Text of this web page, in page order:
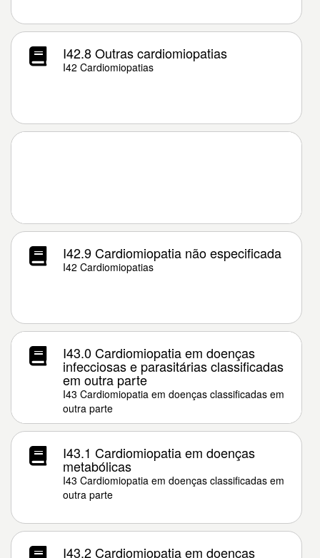
I42.8 Outras cardiomiopatias
I42 Cardiomiopatias
I42.9 Cardiomiopatia não especificada
I42 Cardiomiopatias
I43.0 Cardiomiopatia em doenças
infecciosas e parasitárias classificadas
em outra parte
I43 Cardiomiopatia em doenças classificadas em
outra parte
I43.1 Cardiomiopatia em doenças
metabólicas
I43 Cardiomiopatia em doenças classificadas em
outra parte
I43.2 Cardiomiopatia em doenças